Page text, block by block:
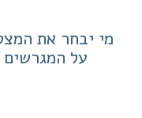
מי יבחר את
על